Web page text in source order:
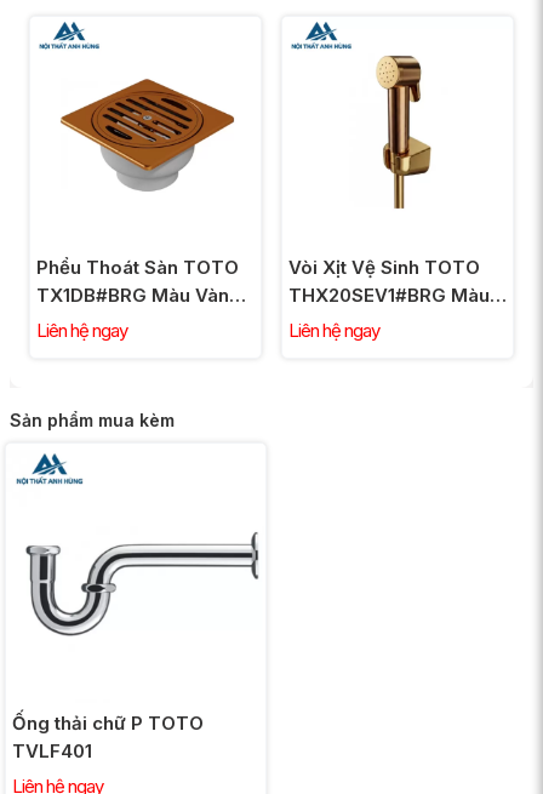
Phểu Thoát Sàn TOTO
TX1DB#BRG Màu Vàng
Hồng
Liên hệ ngay
Vòi Xịt Vệ Sinh TOTO
THX20SEV1#BRG Màu
Vàng Hồng
Liên hệ ngay
Sản phẩm mua kèm
Ống thải chữ P TOTO
TVLF401
Liên hệ ngay